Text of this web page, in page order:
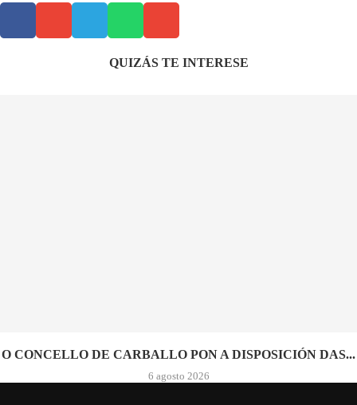
QUIZÁS TE INTERESE
O CONCELLO DE CARBALLO PON A DISPOSICIÓN DAS...
6 agosto 2026